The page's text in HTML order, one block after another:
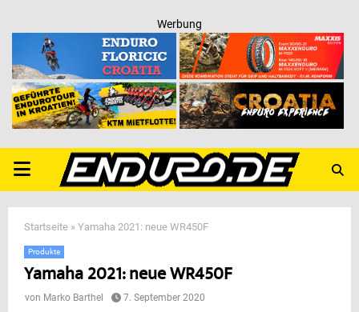
Werbung
PRIMARY
MENU
Startseite » Yamaha 2021: neue WR450F
Produkte
Yamaha 2021: neue WR450F
von Marko Barthel 7. September 2020